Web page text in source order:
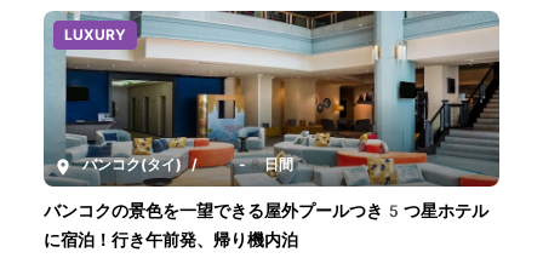
LUXURY
バンコク(タイ) / 4-8日間
バンコクの景色を一望できる屋外プールつき5つ星ホテル
に宿泊！行き午前発、帰り機内泊